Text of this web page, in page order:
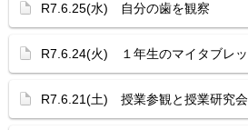
R7.6.25(水) 自分の歯を観察
R7.6.24(火) １年生のマイタブレッ
R7.6.21(土) 授業参観と授業研究会